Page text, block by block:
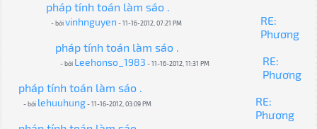
pháp tính toán làm sáo .
- bởivinhnguyen - 11-16-2012, 07:21 PM
RE:
Phương
pháp tính toán làm sáo .
- bởi Leehonso_1983 - 11-16-2012, 11:31 PM
RE:
Phương
pháp tính toán làm sáo .
- bởi lehuuhung- 11-16-2012, 03:09 PM
RE:
Phương